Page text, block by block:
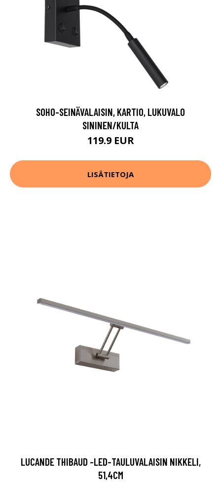
SOHO-SEINÄVALAISIN, KARTIO, LUKUVALO
SININEN/KULTA
119.9 EUR
LISÄTIETOJA
LUCANDE THIBAUD -LED-TAULUVALAISIN NIKKELI,
51,4CM